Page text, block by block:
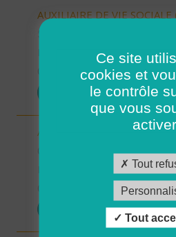
AUXILIAIRE DE VIE
52 - Haute-Marne
Possibilité de CDI ou CDD
01/08/2026
AUXILIAIRE DE VIE SOCIALE
06 - Alpes-Maritimes
Possibilité de CDI ou CDD
Ce site
cookies et
le contrôle
que vous
activer
Tout
Tout